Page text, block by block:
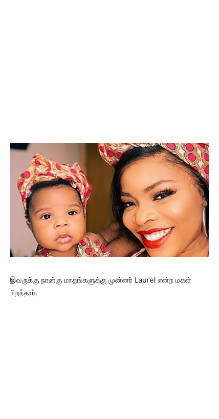
இவருக்கு நான்கு மாதங்களுக்கு முன்னர் Laurel என்ற மகள்
பிறந்தார்.